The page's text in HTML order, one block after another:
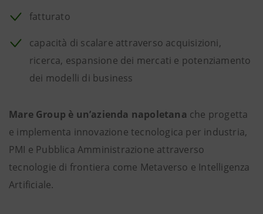
fatturato
capacità di scalare attraverso acquisizioni,
ricerca, espansione dei mercati e potenziamento
dei modelli di business
Mare Group è un’azienda napoletana che progetta
e implementa innovazione tecnologica per industria,
PMI e Pubblica Amministrazione attraverso
tecnologie di frontiera come Metaverso e Intelligenza
Artificiale.